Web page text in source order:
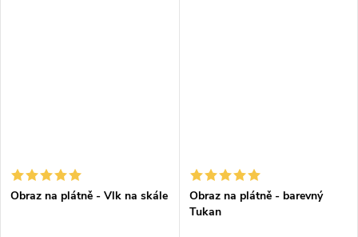
Obraz na plátně - Vlk na skále
Obraz na plátně - barevný
Tukan